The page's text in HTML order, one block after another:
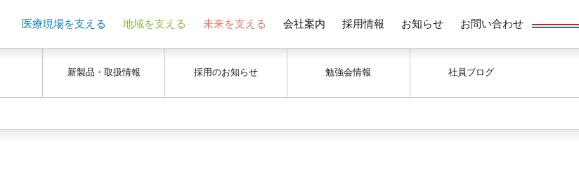
医療現場を支える 地域を支える 未来を支える 会社案内 採用情報 お知らせ お問い合わせ
新製品・取扱情報 採用のお知らせ 勉強会情報 社員ブログ